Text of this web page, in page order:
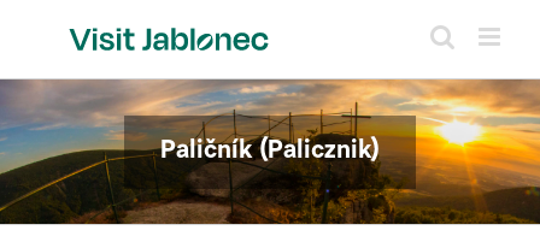
Paličník (Palicznik)